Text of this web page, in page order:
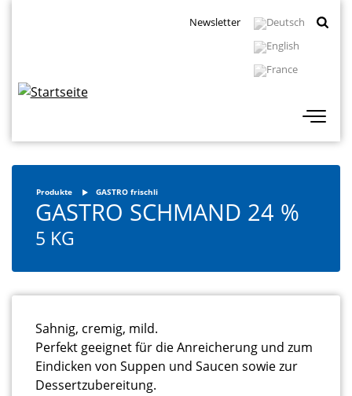
Newsletter
Produkte GASTRO frischli
GASTRO SCHMAND 24 %
5 KG
Sahnig, cremig, mild.
Perfekt geeignet für die Anreicherung und zum
Eindicken von Suppen und Saucen sowie zur
Dessertzubereitung.